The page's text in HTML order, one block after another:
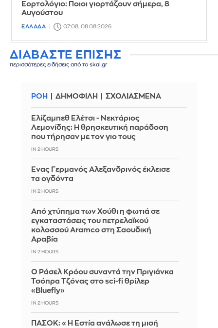
Εορτολόγιο: Ποιοι γιορτάζουν σήμερα, 8
Αυγούστου
ΕΛΛΑΔΑ 07:08, 08.08.2026
ΔΙΑΒΑΣΤΕ ΕΠΙΣΗΣ
περισσότερες ειδήσεις από το skai.gr
ΡΟΗ ΔΗΜΟΦΙΛΗ ΣΧΟΛΙΑΣΜΕΝΑ
Ελίζαμπεθ Ελέτσι - Νεκτάριος
Λεμονίδης: Η θρησκευτική παράδοση
που τήρησαν με τον γιο τους
IN 2 HOURS
Ένας Γερμανός Αλεξανδρινός έκλεισε
τα ογδόντα
IN 2 HOURS
Από χτύπημα των Χούθι η φωτιά σε
εγκαταστάσεις του πετρελαϊκού
κολοσσού Aramco στη Σαουδική
Αραβία
IN 2 HOURS
Ο Ράσελ Κρόου συναντά την Πριγιάνκα
Τσόπρα Τζόνας στο sci-fi θρίλερ
«Bluefly»
IN 2 HOURS
ΠΑΣΟΚ: «Η Εστία ανάλωσε τη μισή